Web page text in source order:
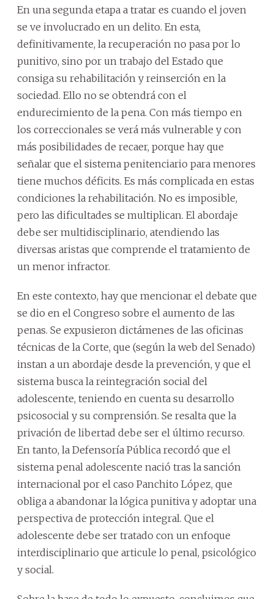
En una segunda etapa a tratar es cuando el joven
se ve involucrado en un delito. En esta,
definitivamente, la recuperación no pasa por lo
punitivo, sino por un trabajo del Estado que
consiga su rehabilitación y reinserción en la
sociedad. Ello no se obtendrá con el
endurecimiento de la pena. Con más tiempo en
los correccionales se verá más vulnerable y con
más posibilidades de recaer, porque hay que
señalar que el sistema penitenciario para menores
tiene muchos déficits. Es más complicada en estas
condiciones la rehabilitación. No es imposible,
pero las dificultades se multiplican. El abordaje
debe ser multidisciplinario, atendiendo las
diversas aristas que comprende el tratamiento de
un menor infractor.
En este contexto, hay que mencionar el debate que
se dio en el Congreso sobre el aumento de las
penas. Se expusieron dictámenes de las oficinas
técnicas de la Corte, que (según la web del Senado)
instan a un abordaje desde la prevención, y que el
sistema busca la reintegración social del
adolescente, teniendo en cuenta su desarrollo
psicosocial y su comprensión. Se resalta que la
privación de libertad debe ser el último recurso.
En tanto, la Defensoría Pública recordó que el
sistema penal adolescente nació tras la sanción
internacional por el caso Panchito López, que
obliga a abandonar la lógica punitiva y adoptar una
perspectiva de protección integral. Que el
adolescente debe ser tratado con un enfoque
interdisciplinario que articule lo penal, psicológico
y social.